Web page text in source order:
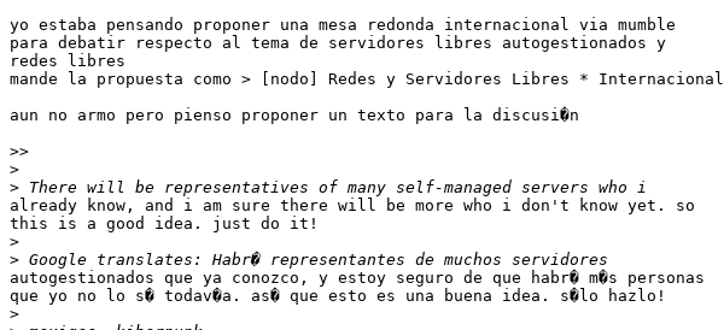
yo estaba pensando proponer una mesa redonda internacional via mumble
para debatir respecto al tema de servidores libres autogestionados y
redes libres
mande la propuesta como > [nodo] Redes y Servidores Libres * Internacional
aun no armo pero pienso proponer un texto para la discusi�n
>>
>
>
already know, and i am sure there will be more who i don't know yet. so
this is a good idea. just do it!
>
>
autogestionados que ya conozco, y estoy seguro de que habr� m�s personas
que yo no lo s� todav�a. as� que esto es una buena idea. s�lo hazlo!
>